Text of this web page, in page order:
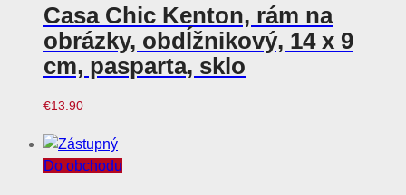
Casa Chic Kenton, rám na
obrázky, obdĺžnikový, 14 x 9
cm, pasparta, sklo
€13.90
Do obchodu